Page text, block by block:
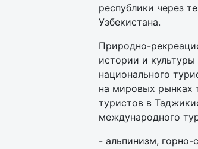
республики через
Узбекистана.
Природно-
истории и
национального
на мировых рынках
туристов в
международного
- альпинизм, горно-